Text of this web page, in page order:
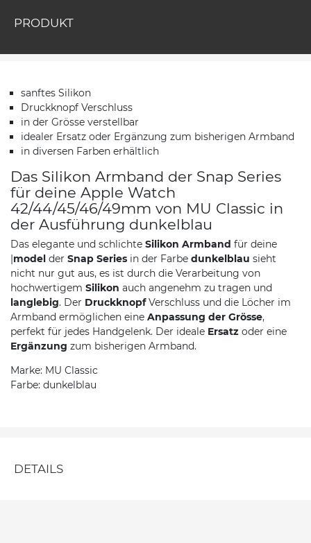
PRODUKT
sanftes Silikon
Druckknopf Verschluss
in der Grösse verstellbar
idealer Ersatz oder Ergänzung zum bisherigen Armband
in diversen Farben erhältlich
Das Silikon Armband der Snap Series
für deine Apple Watch
42/44/45/46/49mm von MU Classic in
der Ausführung dunkelblau
Das elegante und schlichte Silikon Armband für deine
|model der Snap Series in der Farbe dunkelblau sieht
nicht nur gut aus, es ist durch die Verarbeitung von
hochwertigem Silikon auch angenehm zu tragen und
langlebig. Der DruckknopfVerschluss und die Löcher im
Armband ermöglichen eine Anpassung der Grösse,
perfekt für jedes Handgelenk. Der ideale Ersatz oder eine
Ergänzung zum bisherigen Armband.
Marke: MU Classic
Farbe: dunkelblau
DETAILS